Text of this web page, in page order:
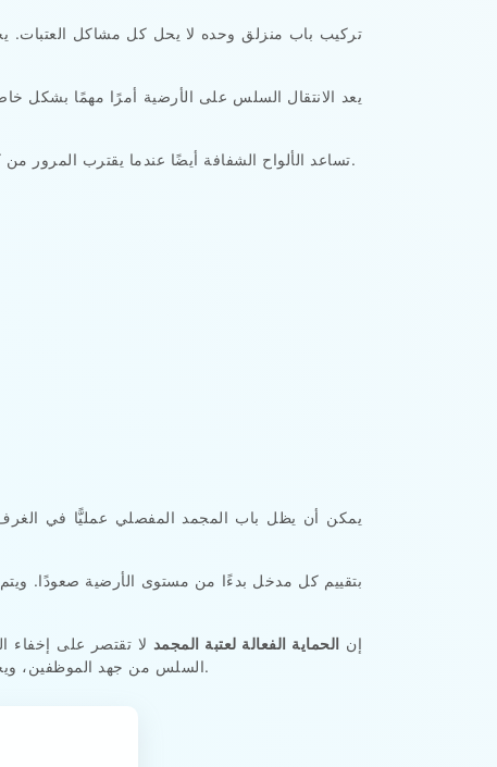
تركيب باب منزلق وحده لا يحل كل مشاكل العتبات.
يعد الانتقال السلس على الأرضية أمرًا مهمًا بشكل
تساعد الألواح الشفافة أيضًا عندما يقترب المرور من كلا الاتجاهين. يمكن للموظفين رؤية عربة قادمة قبل وصولها إلى الفتحة، مما يقلل من التوقفات المفاجئة أو التلامس العرضي.
يمكن أن يظل باب المجمد المفصلي عمليًّا في
إن الحماية الفعالة لعتبة المجمد لا تقتصر على إخفاء
السلس من جهد الموظفين،أثناء التشغيل المكثف.